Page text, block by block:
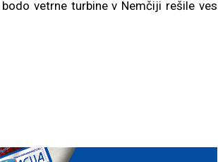
vetrne turbine v Nemčiji rešile ves